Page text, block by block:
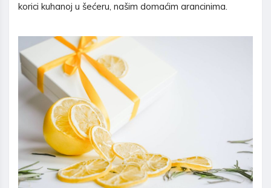
korici kuhanoj u šećeru, našim domaćim arancinima.